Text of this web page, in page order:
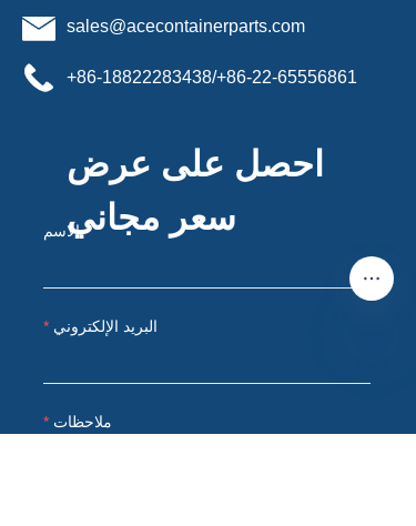
الاسم
البريد الإلكتروني
ملاحظات
sales@acecontainerparts.com
+86-18822283438/+86-22-65556861
احصل على عرض
سعر مجاني